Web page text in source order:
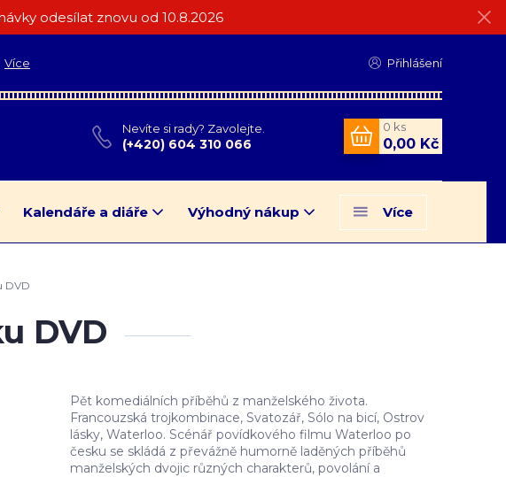
odesílat znovu od 10.8.2026
Více Přihlášení
Nevíte si rady? Zavolejte.
(+420) 604 310 066
0 ks
0,00 Kč
Kalendáře a diáře Výhodný nákup Více
DVD
DVD
Pět komediálních příběhů z manželského života.
Francouzská trojkombinace, Svatozář, Sólo na bicí, Ostrov
lásky, Waterloo. Scénář povídkového filmu Waterloo po
česku se skládá z převážně humorně laděných příběhů
manželských dvojic různých charakterů, povolání a